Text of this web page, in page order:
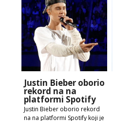
Justin Bieber oborio
rekord na na
platformi Spotify
Justin Bieber oborio rekord
na na platformi Spotify koji je